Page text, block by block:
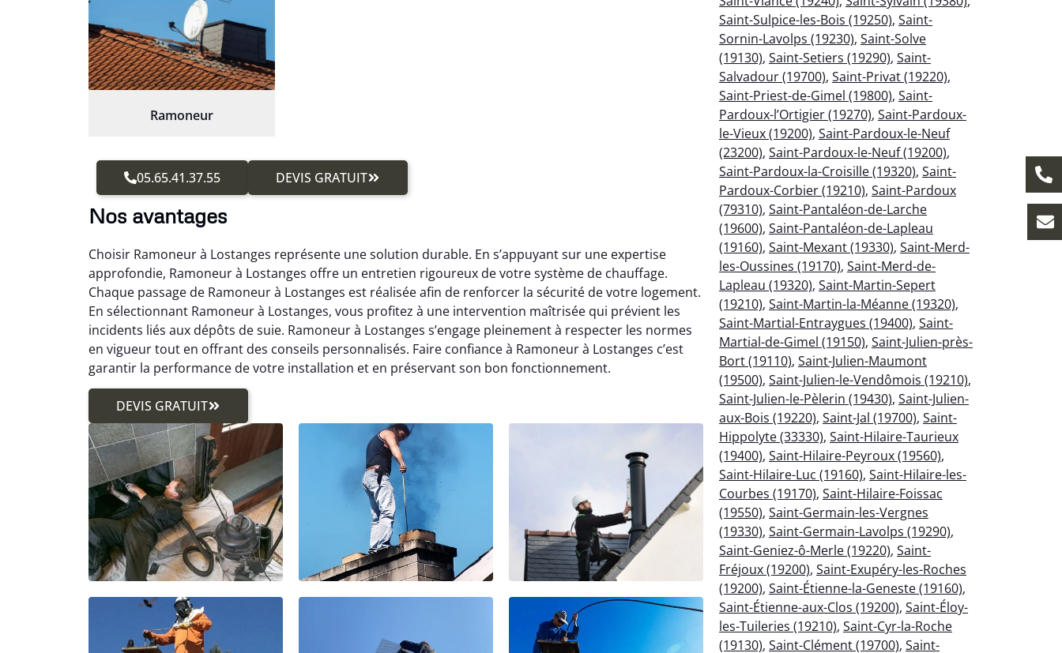
Ramoneur
05.65.41.37.55 DEVIS GRATUIT
Nos avantages
Choisir Ramoneur à Lostanges représente une solution durable. En s’appuyant sur une expertise
approfondie, Ramoneur à Lostanges offre un entretien rigoureux de votre système de chauffage.
Chaque passage de Ramoneur à Lostanges est réalisée afin de renforcer la sécurité de votre logement.
En sélectionnant Ramoneur à Lostanges, vous profitez à une intervention maîtrisée qui prévient les
incidents liés aux dépôts de suie. Ramoneur à Lostanges s’engage pleinement à respecter les normes
en vigueur tout en offrant des conseils personnalisés. Faire confiance à Ramoneur à Lostanges c’est
garantir la performance de votre installation et en préservant son bon fonctionnement.
DEVIS GRATUIT
Saint-Sulpice-les-Bois (19250), Saint-
Sornin-Lavolps (19230), Saint-Solve
(19130), Saint-Setiers (19290), Saint-
Salvadour (19700), Saint-Privat (19220),
Saint-Priest-de-Gimel (19800), Saint-
Pardoux-l’Ortigier (19270), Saint-Pardoux-
le-Vieux (19200), Saint-Pardoux-le-Neuf
(23200), Saint-Pardoux-le-Neuf (19200),
Saint-Pardoux-la-Croisille (19320), Saint-
Pardoux-Corbier (19210), Saint-Pardoux
(79310), Saint-Pantaléon-de-Larche
(19600), Saint-Pantaléon-de-Lapleau
(19160), Saint-Mexant (19330), Saint-Merd-
les-Oussines (19170), Saint-Merd-de-
Lapleau (19320), Saint-Martin-Sepert
(19210), Saint-Martin-la-Méanne (19320),
Saint-Martial-Entraygues (19400), Saint-
Martial-de-Gimel (19150), Saint-Julien-près-
Bort (19110), Saint-Julien-Maumont
(19500), Saint-Julien-le-Vendômois (19210),
Saint-Julien-le-Pèlerin (19430), Saint-Julien-
aux-Bois (19220), Saint-Jal (19700), Saint-
Hippolyte (33330), Saint-Hilaire-Taurieux
(19400), Saint-Hilaire-Peyroux (19560),
Saint-Hilaire-Luc (19160), Saint-Hilaire-les-
Courbes (19170), Saint-Hilaire-Foissac
(19550), Saint-Germain-les-Vergnes
(19330), Saint-Germain-Lavolps (19290),
Saint-Geniez-ô-Merle (19220), Saint-
Fréjoux (19200), Saint-Exupéry-les-Roches
(19200), Saint-Étienne-la-Geneste (19160),
Saint-Étienne-aux-Clos (19200), Saint-Éloy-
les-Tuileries (19210), Saint-Cyr-la-Roche
(19130), Saint-Clément (19700), Saint-